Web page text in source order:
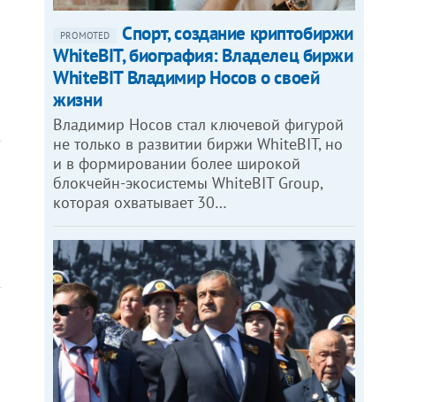
PROMOTED
Спорт, создание криптобиржи
WhiteBIT, биография: Владелец биржи
WhiteBIT Владимир Носов о своей
жизни
Владимир Носов стал ключевой фигурой
не только в развитии биржи WhiteBIT, но
и в формировании более широкой
блокчейн-экосистемы WhiteBIT Group,
которая охватывает 30…